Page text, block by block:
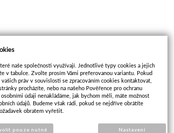
naše společnosti využívají. Jednotlivé typy cookies a jejich
v tabulce. Zvolte prosím Vámi preferovanou variantu. Pokud
práv v souvislosti se zpracováním cookies kontaktovat,
procházíte, nebo na našeho Pověřence pro ochranu
údaji nenakládáme, jak bychom měli, máte možnost
údajů. Budeme však rádi, pokud se nejdříve obrátíte
obratem vyřešit.
pouze nutné Nastavení